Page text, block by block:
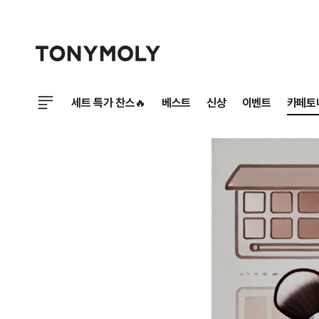
세트 특가 찬스🔥 베스트 신상 이벤트 카페토